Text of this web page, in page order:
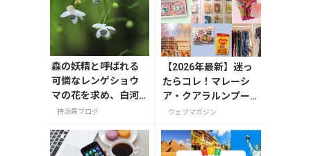
森の妖精と呼ばれる
可憐なレンゲショウ
マの花を求め、白河
市の天狗山へ行って
特派員ブログ
【2026年最新】迷っ
たらコレ！マレーシ
ア・クアラルンプール
で絶対買いたいお土産
ウェブマガジン